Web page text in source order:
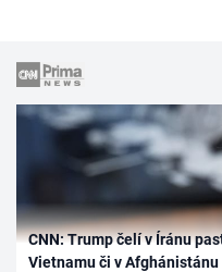
CNN: Trump čelí v Íránu
Vietnamu či v Afghánistánu